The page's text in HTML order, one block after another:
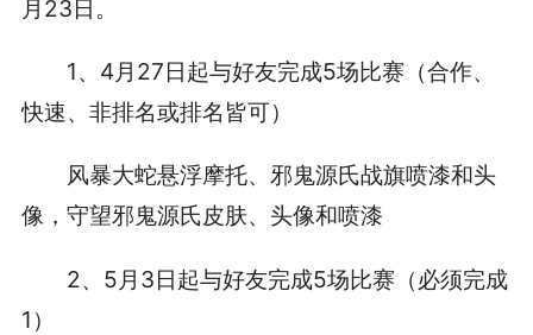
月23日。
1、4月27日起与好友完成5场比赛（合作、
快速、非排名或排名皆可）
风暴大蛇悬浮摩托、邪鬼源氏战旗喷漆和头
像，守望邪鬼源氏皮肤、头像和喷漆
2、5月3日起与好友完成5场比赛（必须完成
1）